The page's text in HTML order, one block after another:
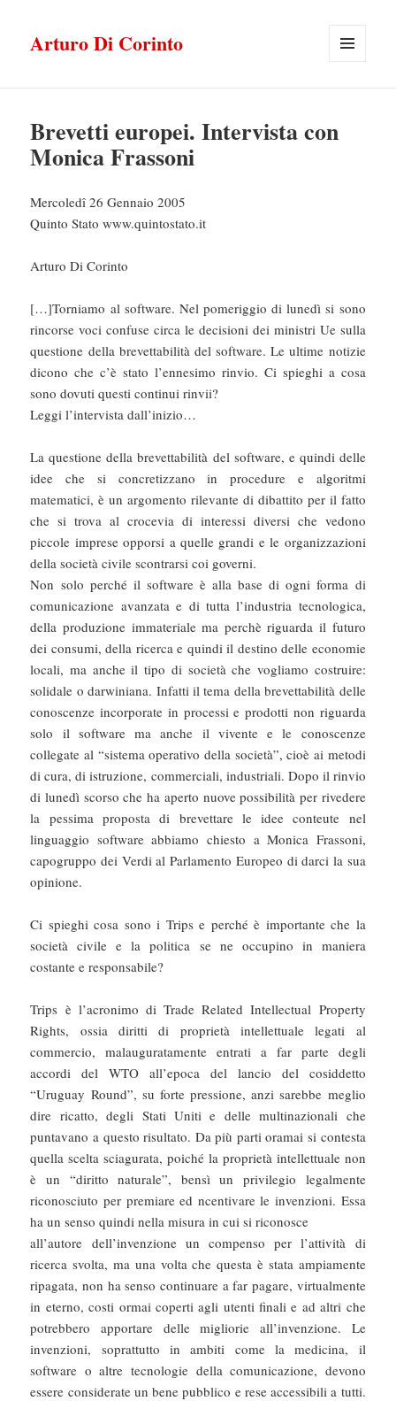
Arturo Di Corinto
Brevetti europei. Intervista con
Monica Frassoni
Mercoledî 26 Gennaio 2005
Quinto Stato www.quintostato.it
Arturo Di Corinto
[…]Torniamo al software. Nel pomeriggio di lunedì si sono
rincorse voci confuse circa le decisioni dei ministri Ue sulla
questione della brevettabilità del software. Le ultime notizie
dicono che c’è stato l’ennesimo rinvio. Ci spieghi a cosa
sono dovuti questi continui rinvii?
Leggi l’intervista dall’inizio…
La questione della brevettabilità del software, e quindi delle
idee che si concretizzano in procedure e algoritmi
matematici, è un argomento rilevante di dibattito per il fatto
che si trova al crocevia di interessi diversi che vedono
piccole imprese opporsi a quelle grandi e le organizzazioni
della società civile scontrarsi coi governi.
Non solo perché il software è alla base di ogni forma di
comunicazione avanzata e di tutta l’industria tecnologica,
della produzione immateriale ma perchè riguarda il futuro
dei consumi, della ricerca e quindi il destino delle economie
locali, ma anche il tipo di società che vogliamo costruire:
solidale o darwiniana. Infatti il tema della brevettabilità delle
conoscenze incorporate in processi e prodotti non riguarda
solo il software ma anche il vivente e le conoscenze
collegate al “sistema operativo della società”, cioè ai metodi
di cura, di istruzione, commerciali, industriali. Dopo il rinvio
di lunedì scorso che ha aperto nuove possibilità per rivedere
la pessima proposta di brevettare le idee conteute nel
linguaggio software abbiamo chiesto a Monica Frassoni,
capogruppo dei Verdi al Parlamento Europeo di darci la sua
opinione.
Ci spieghi cosa sono i Trips e perché è importante che la
società civile e la politica se ne occupino in maniera
costante e responsabile?
Trips è l’acronimo di Trade Related Intellectual Property
Rights, ossia diritti di proprietà intellettuale legati al
commercio, malauguratamente entrati a far parte degli
accordi del WTO all’epoca del lancio del cosiddetto
“Uruguay Round”, su forte pressione, anzi sarebbe meglio
dire ricatto, degli Stati Uniti e delle multinazionali che
puntavano a questo risultato. Da più parti oramai si contesta
quella scelta sciagurata, poiché la proprietà intellettuale non
è un “diritto naturale”, bensì un privilegio legalmente
riconosciuto per premiare ed ncentivare le invenzioni. Essa
ha un senso quindi nella misura in cui si riconosce
all’autore dell’invenzione un compenso per l’attività di
ricerca svolta, ma una volta che questa è stata ampiamente
ripagata, non ha senso continuare a far pagare, virtualmente
in eterno, costi ormai coperti agli utenti finali e ad altri che
potrebbero apportare delle migliorie all’invenzione. Le
invenzioni, soprattutto in ambiti come la medicina, il
software o altre tecnologie della comunicazione, devono
essere considerate un bene pubblico e rese accessibili a tutti.